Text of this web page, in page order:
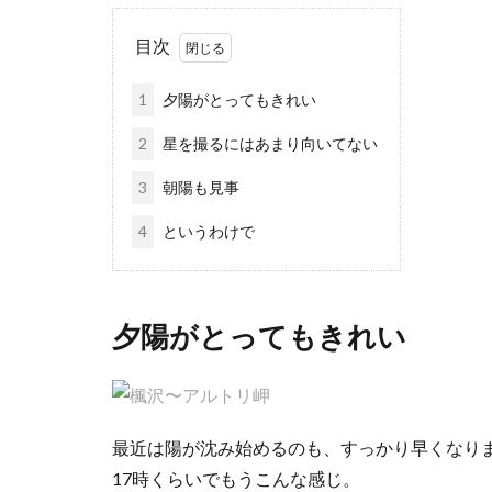
目次
1 夕陽がとってもきれい
2 星を撮るにはあまり向いてない
3 朝陽も見事
4 というわけで
夕陽がとってもきれい
最近は陽が沈み始めるのも、すっかり早くなり
17時くらいでもうこんな感じ。